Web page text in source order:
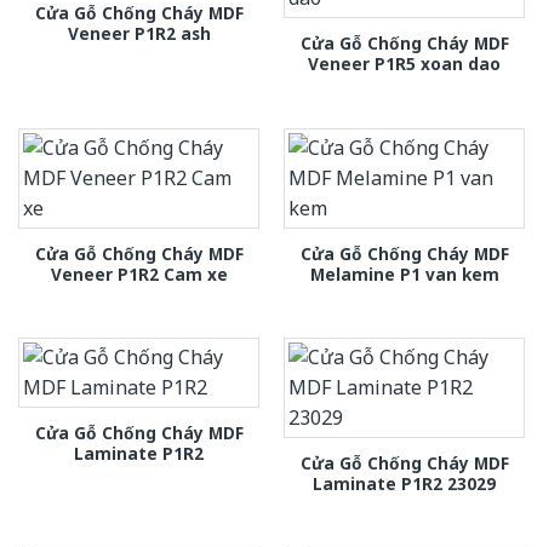
Cửa Gỗ Chống Cháy MDF
Veneer P1R2 ash
Cửa Gỗ Chống Cháy MDF
Veneer P1R5 xoan dao
Cửa Gỗ Chống Cháy MDF
Veneer P1R2 Cam xe
Cửa Gỗ Chống Cháy MDF
Melamine P1 van kem
Cửa Gỗ Chống Cháy MDF
Laminate P1R2
Cửa Gỗ Chống Cháy MDF
Laminate P1R2 23029